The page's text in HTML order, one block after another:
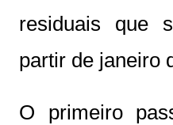
residuais que
partir de janeiro
O primeiro